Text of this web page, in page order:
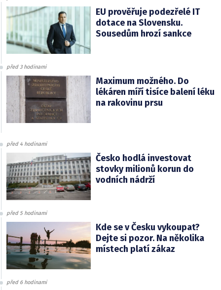
EU prověřuje podezřelé IT
dotace na Slovensku.
Sousedům hrozí sankce
před 3 hodinami
Maximum možného. Do
lékáren míří tisíce balení léku
na rakovinu prsu
před 4 hodinami
Česko hodlá investovat
stovky milionů korun do
vodních nádrží
před 5 hodinami
Kde se v Česku vykoupat?
Dejte si pozor. Na několika
místech platí zákaz
před 6 hodinami